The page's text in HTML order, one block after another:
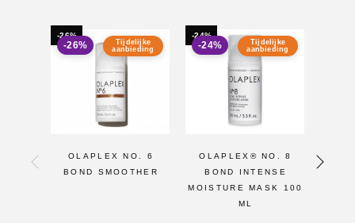
-26%
Tijdelijke
aanbieding
-26%
OLAPLEX NO. 6
BOND SMOOTHER
-24%
Tijdelijke
aanbieding
-24%
OLAPLEX® NO. 8
BOND INTENSE
MOISTURE MASK 100
ML